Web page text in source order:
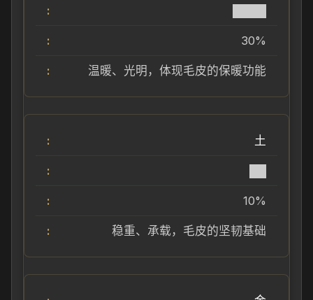
30%
温暖、光明，体现毛皮的保暖功能
土
10%
稳重、承载，毛皮的坚韧基础